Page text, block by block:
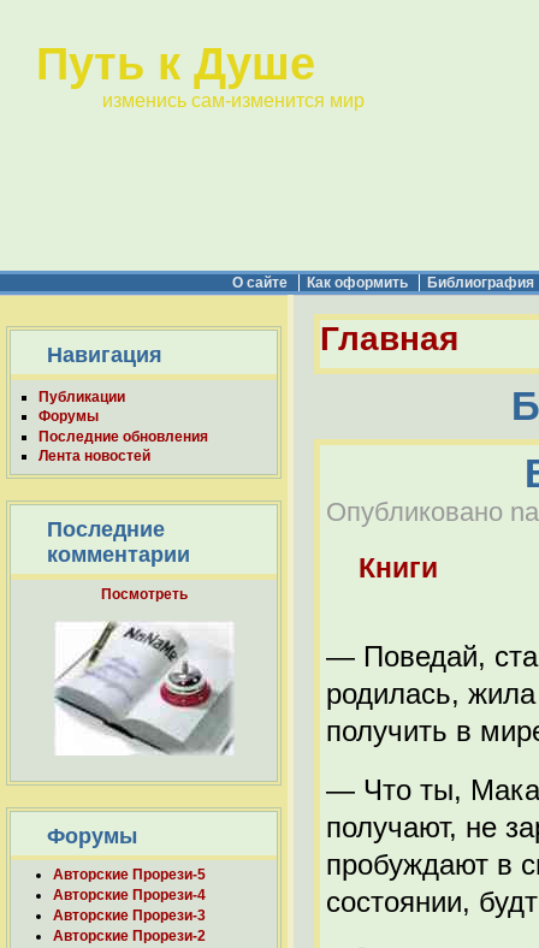
Путь к Душе
изменись сам-изменится мир
О сайте Как оформить Библиография
Навигация
Публикации
Форумы
Последние обновления
Лента новостей
Последние
комментарии
Посмотреть
Форумы
Авторские Прорези-5
Авторские Прорези-4
Авторские Прорези-3
Авторские Прорези-2
Главная
Опубликовано
Книги
— Поведай,
родилась,
получить в
— Что ты,
получают, не
пробуждают в
состоянии,